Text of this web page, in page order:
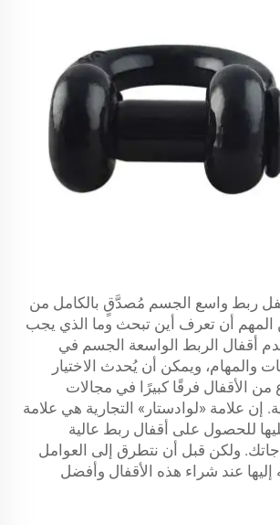
ربط واسع الجسم مُصدَّقٍ بالكامل من
المهم أن تعرف أين تبحث وما الذي يجب
أقفال الربط الواسعة الجسم في
والمهام، ويمكن أن يُحدث الاختيار
من الأقفال فرقًا كبيرًا في مجالات
إن علامة «لوادستار» التجارية هي علامة
للحصول على أقفال ربط عالية
ولكن قبل أن نتطرق إلى العوامل
إليها عند شراء هذه الأقفال وأفضل